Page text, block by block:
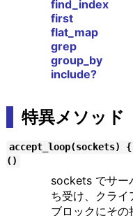
find_index
first
flat_map
grep
group_by
include?
特異メソッド
()
sockets でサー
ち受け、クラ
ブロックにその